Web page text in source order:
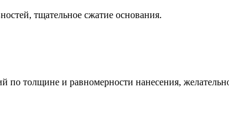
тщательное сжатие основания.
толщине и равномерности нанесения,